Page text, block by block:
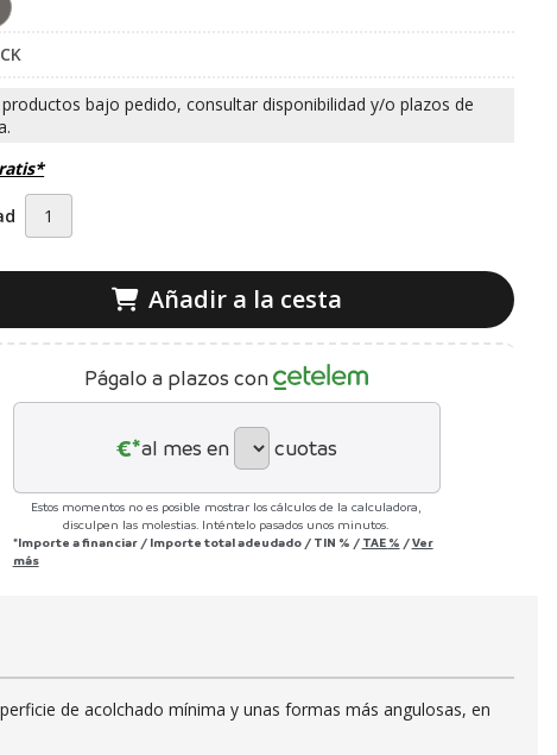
Añadir a la cesta
Págalo a plazos con
€*al mes en cuotas
Estos momentos no es posible mostrar los cálculos de la calculadora,
disculpen las molestias. Inténtelo pasados unos minutos.
*Importe a financiar / Importe total adeudado / TIN % / TAE % /Ver
más
de acolchado mínima y unas formas más angulosas, en